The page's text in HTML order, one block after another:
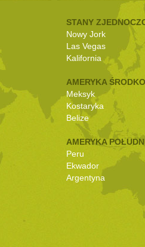
STANY
Nowy Jork
Las Vegas
Kalifornia
AMERYKA
Meksyk
Kostaryka
Belize
AMERYKA
Peru
Ekwador
Argentyna